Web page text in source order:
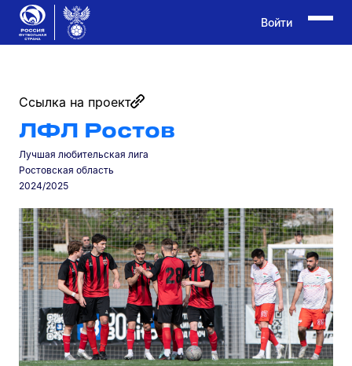
Войти
Ссылка на проект
​ЛФЛ Ростов
Лучшая любительская лига
Ростовская область
2024/2025